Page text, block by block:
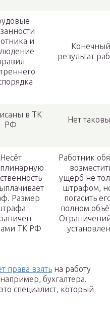
и
Конечный
результат
в ТК
РФ
Нет
Несёт
Размер
ТК РФ
Работник
ущерб не
штрафом,
погасить
полном
права взять на работу
бухгалтера.
специалист, который